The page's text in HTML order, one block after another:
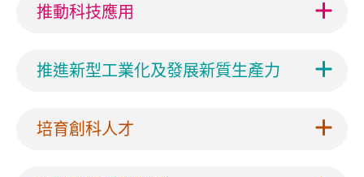
推動科技應用
推進新型工業化及發展新質生產力
培育創科人才